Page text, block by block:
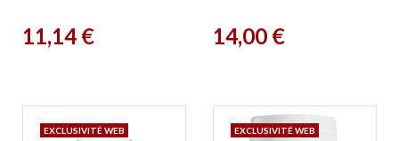
Bio
Prix
11,14 € Prix
14,00 €
EXCLUSIVITÉ WEB
EXCLUSIVITÉ WEB